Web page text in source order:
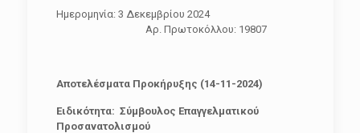
Ημερομηνία: 3 Δεκεμβρίου 2024
Αρ. Πρωτοκόλλου: 19807
Αποτελέσματα Προκήρυξης (14-11-2024)
Ειδικότητα: Σύμβουλος Επαγγελματικού
Προσανατολισμού